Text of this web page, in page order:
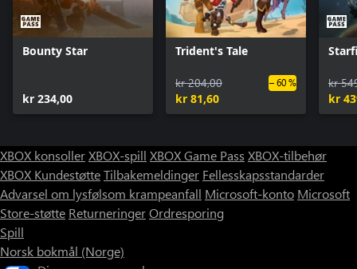
Bounty Star
kr 234,00
Trident's Tale
kr 204,00
kr 81,60
– 60 %
kr
kr
XBOX konsollerXBOX-spill XBOX Game Pass XBOX-tilbehør
XBOX KundestøtteTilbakemeldinger Fellesskapsstandarder
Advarsel om lysfølsom krampeanfall Microsoft-konto Microsoft
Store-støtte ReturneringerOrdresporing
Spill
Norsk bokmål (Norge)